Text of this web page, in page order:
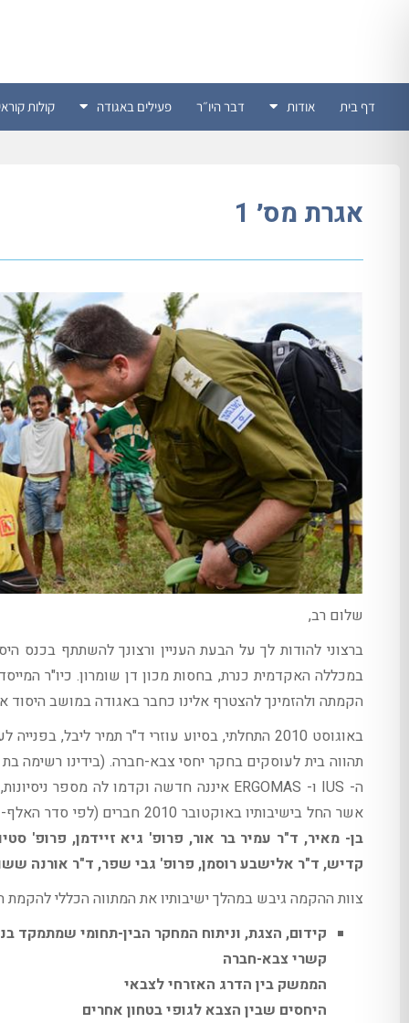
דף בית אודות דבר היו״ר פעילים באגודה קולות
אגרת מס׳ 1
שלום רב,
במכללה האקדמית כנרת, בחסות מכון דן שומרון. כיו"ר
הקמתה ולהזמינך להצטרף אלינו כחבר באגודה במושב היסוד
באוגוסט 2010 התחלתי, בסיוע עוזרי ד"ר תמיר
אשר החל בישיבותיו באוקטובר 2010 חברים (לפי סדר האלף- בית):
בן- מאיר, ד"ר עמיר בר אור, פרופ' גיא זיידמן, פרופ'
קדיש, ד"ר אלישבע רוסמן, פרופ' גבי שפר, ד"ר אורנה
צוות ההקמה גיבש במהלך ישיבותיו את המתווה הכללי להקמת
קידום, הצגת, וניתוח המחקר הבין-תחומי שמתמקד
קשרי צבא-חברה
הממשק בין הדרג האזרחי לצבאי
היחסים שבין הצבא לגופי בטחון אחרים